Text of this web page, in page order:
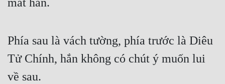
mắt hắn.
Phía sau là vách tường, phía trước là Diêu
Tử Chính, hắn không có chút ý muốn lui
về sau.